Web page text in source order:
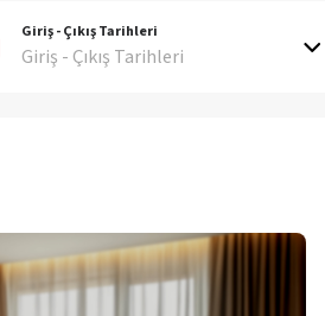
Giriş - Çıkış Tarihleri
Giriş - Çıkış Tarihleri